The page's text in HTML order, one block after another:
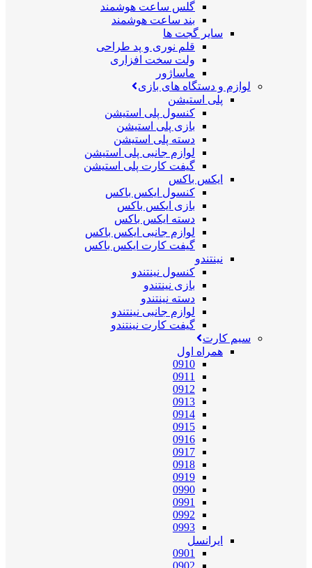
گلس ساعت هوشمند
بند ساعت هوشمند
سایر گجت ها
قلم نوری و پد طراحی
ولت سخت افزاری
ماساژور
لوازم و دستگاه های بازی
پلی استیشن
کنسول پلی استیشن
بازی پلی استیشن
دسته پلی استیشن
لوازم جانبی پلی استیشن
گیفت کارت پلی استیشن
ایکس باکس
کنسول ایکس باکس
بازی ایکس باکس
دسته ایکس باکس
لوازم جانبی ایکس باکس
گیفت کارت ایکس باکس
نینتندو
کنسول نینتندو
بازی نینتندو
دسته نینتندو
لوازم جانبی نینتندو
گیفت کارت نینتندو
سیم کارت
همراه اول
0910
0911
0912
0913
0914
0915
0916
0917
0918
0919
0990
0991
0992
0993
ایرانسل
0901